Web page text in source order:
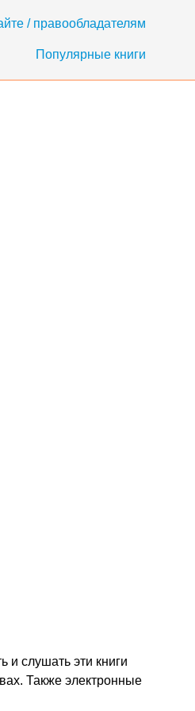
/ правообладателям
Популярные книги
и слушать эти книги
Также электронные